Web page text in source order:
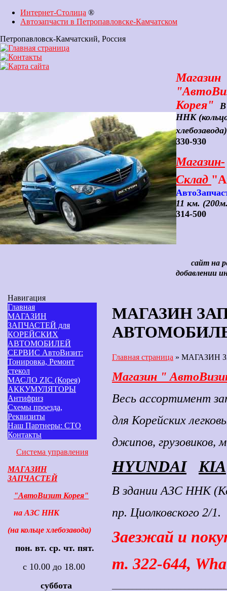
Интернет-Столица ®
Автозапчасти в Петропавловске-Камчатском
Петропавловск-Камчатский, Россия
Магазин
Корея"
В
ННК
хлебозавода)
330-930
Магазин-
Склад
11 км.
314-500
сайт на
добавлении
Навигация
Главная
МАГАЗИН
ЗАПЧАСТЕЙ для
КОРЕЙСКИХ
АВТОМОБИЛЕЙ
СЕРВИС АвтоВизит:
Тонировка, Ремонт
стекол
МАСЛО ZIC (Корея)
АККУМУЛЯТОРЫ
Антифриз
Схемы проезда,
Реквизиты
Наш Партнеры: СТО
Контакты
Система управления
МАГАЗИН
ЗАПЧАСТЕЙ
"АвтоВизит Корея"
на АЗС ННК
(на кольце хлебозавода)
пон. вт. ср. чт. пят.
с 10.00 до 18.00
суббота
МАГАЗИН
Главная страница » МАГАЗИН
Магазин "
Весь ассортимент
для Корейских
джипов, грузовиков,
HYUNDAI KIA
В здании АЗС ННК
пр. Циолковского 2/1.
Заезжай и
т. 322-644,